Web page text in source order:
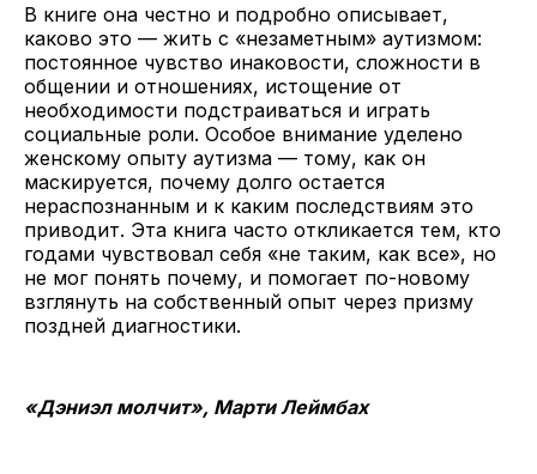
В книге она честно и подробно описывает,
каково это — жить с «незаметным» аутизмом:
постоянное чувство инаковости, сложности в
общении и отношениях, истощение от
необходимости подстраиваться и играть
социальные роли. Особое внимание уделено
женскому опыту аутизма — тому, как он
маскируется, почему долго остается
нераспознанным и к каким последствиям это
приводит. Эта книга часто откликается тем, кто
годами чувствовал себя «не таким, как все», но
не мог понять почему, и помогает по-новому
взглянуть на собственный опыт через призму
поздней диагностики.
«Дэниэл молчит», Марти Леймбах